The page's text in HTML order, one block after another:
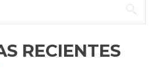
RECIENTES